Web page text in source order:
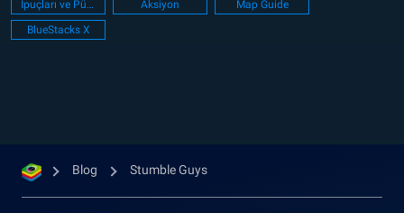
hakkında bir rehber yazmaya karar verdik:
Aşağıda, en zorlayıcı Stumble Guy haritalarının
Ipuçları ve Püf noktaları Aksiyon
Map Guide
BlueStacks X
Blog Stumble Guys